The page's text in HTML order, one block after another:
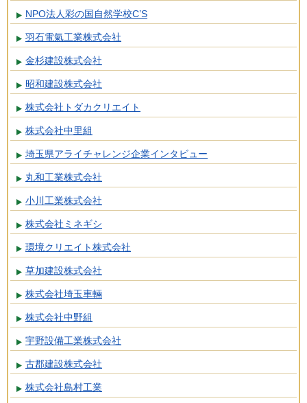
NPO法人彩の国自然学校C’S
羽石電氣工業株式会社
金杉建設株式会社
昭和建設株式会社
株式会社トダカクリエイト
株式会社中里組
埼玉県アライチャレンジ企業インタビュー
丸和工業株式会社
小川工業株式会社
株式会社ミネギシ
環境クリエイト株式会社
草加建設株式会社
株式会社埼玉車輛
株式会社中野組
宇野設備工業株式会社
古郡建設株式会社
株式会社島村工業